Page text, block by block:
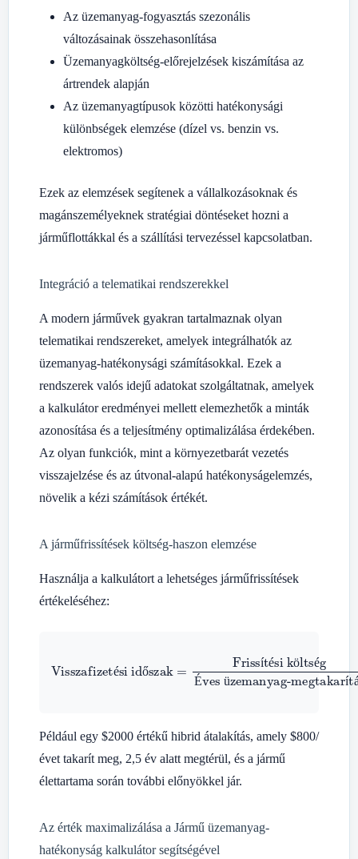
Az üzemanyag-fogyasztás szezonális
változásainak összehasonlítása
Üzemanyagköltség-előrejelzések kiszámítása az
ártrendek alapján
Az üzemanyagtípusok közötti hatékonysági
különbségek elemzése (dízel vs. benzin vs.
elektromos)
Ezek az elemzések segítenek a vállalkozásoknak és
magánszemélyeknek stratégiai döntéseket hozni a
járműflottákkal és a szállítási tervezéssel kapcsolatban.
Integráció a telematikai rendszerekkel
A modern járművek gyakran tartalmaznak olyan
telematikai rendszereket, amelyek integrálhatók az
üzemanyag-hatékonysági számításokkal. Ezek a
rendszerek valós idejű adatokat szolgáltatnak, amelyek
a kalkulátor eredményei mellett elemezhetők a minták
azonosítása és a teljesítmény optimalizálása érdekében.
Az olyan funkciók, mint a környezetbarát vezetés
visszajelzése és az útvonal-alapú hatékonyságelemzés,
növelik a kézi számítások értékét.
A járműfrissítések költség-haszon elemzése
Használja a kalkulátort a lehetséges járműfrissítések
értékeléséhez:
é ő
í é ö é
É ü í
Éves üzemanyag-megtakarítás
Például egy $2000 értékű hibrid átalakítás, amely $800/
évet takarít meg, 2,5 év alatt megtérül, és a jármű
élettartama során további előnyökkel jár.
Az érték maximalizálása a Jármű üzemanyag-
hatékonyság kalkulátor segítségével